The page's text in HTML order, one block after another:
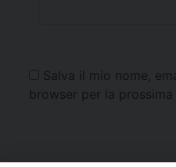
Salva il mio nome,
browser per la